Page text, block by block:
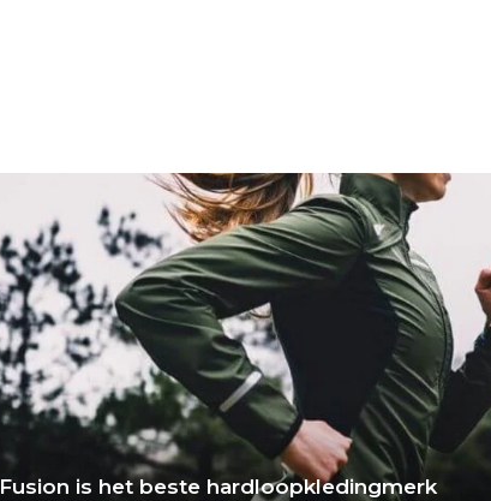
Fusion is het beste hardloopkledingmerk